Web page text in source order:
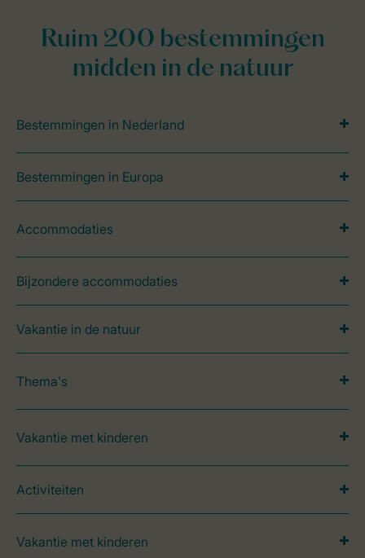
Ruim 200 bestemmingen
midden in de natuur
Bestemmingen in Nederland
Bestemmingen in Europa
Accommodaties
Bijzondere accommodaties
Vakantie in de natuur
Thema's
Vakantie met kinderen
Activiteiten
Vakantie met kinderen